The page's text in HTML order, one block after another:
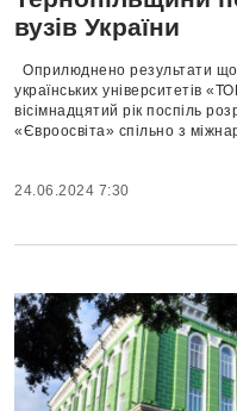
вузів України
Оприлюднено результати
українських університетів
вісімнадцятий рік поспіль
«Євроосвіта» спільно з
24.06.2024 7:30